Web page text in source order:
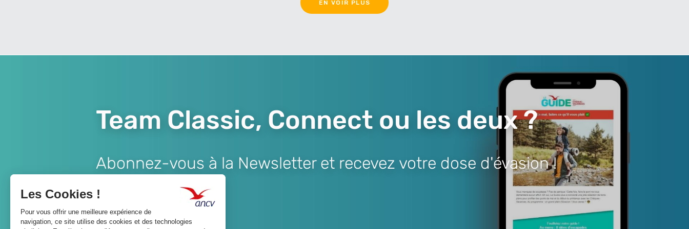
EN VOIR PLUS
Team Classic, Connect ou les deux ?
Abonnez-vous à la Newsletter et recevez votre dose d'évasion !